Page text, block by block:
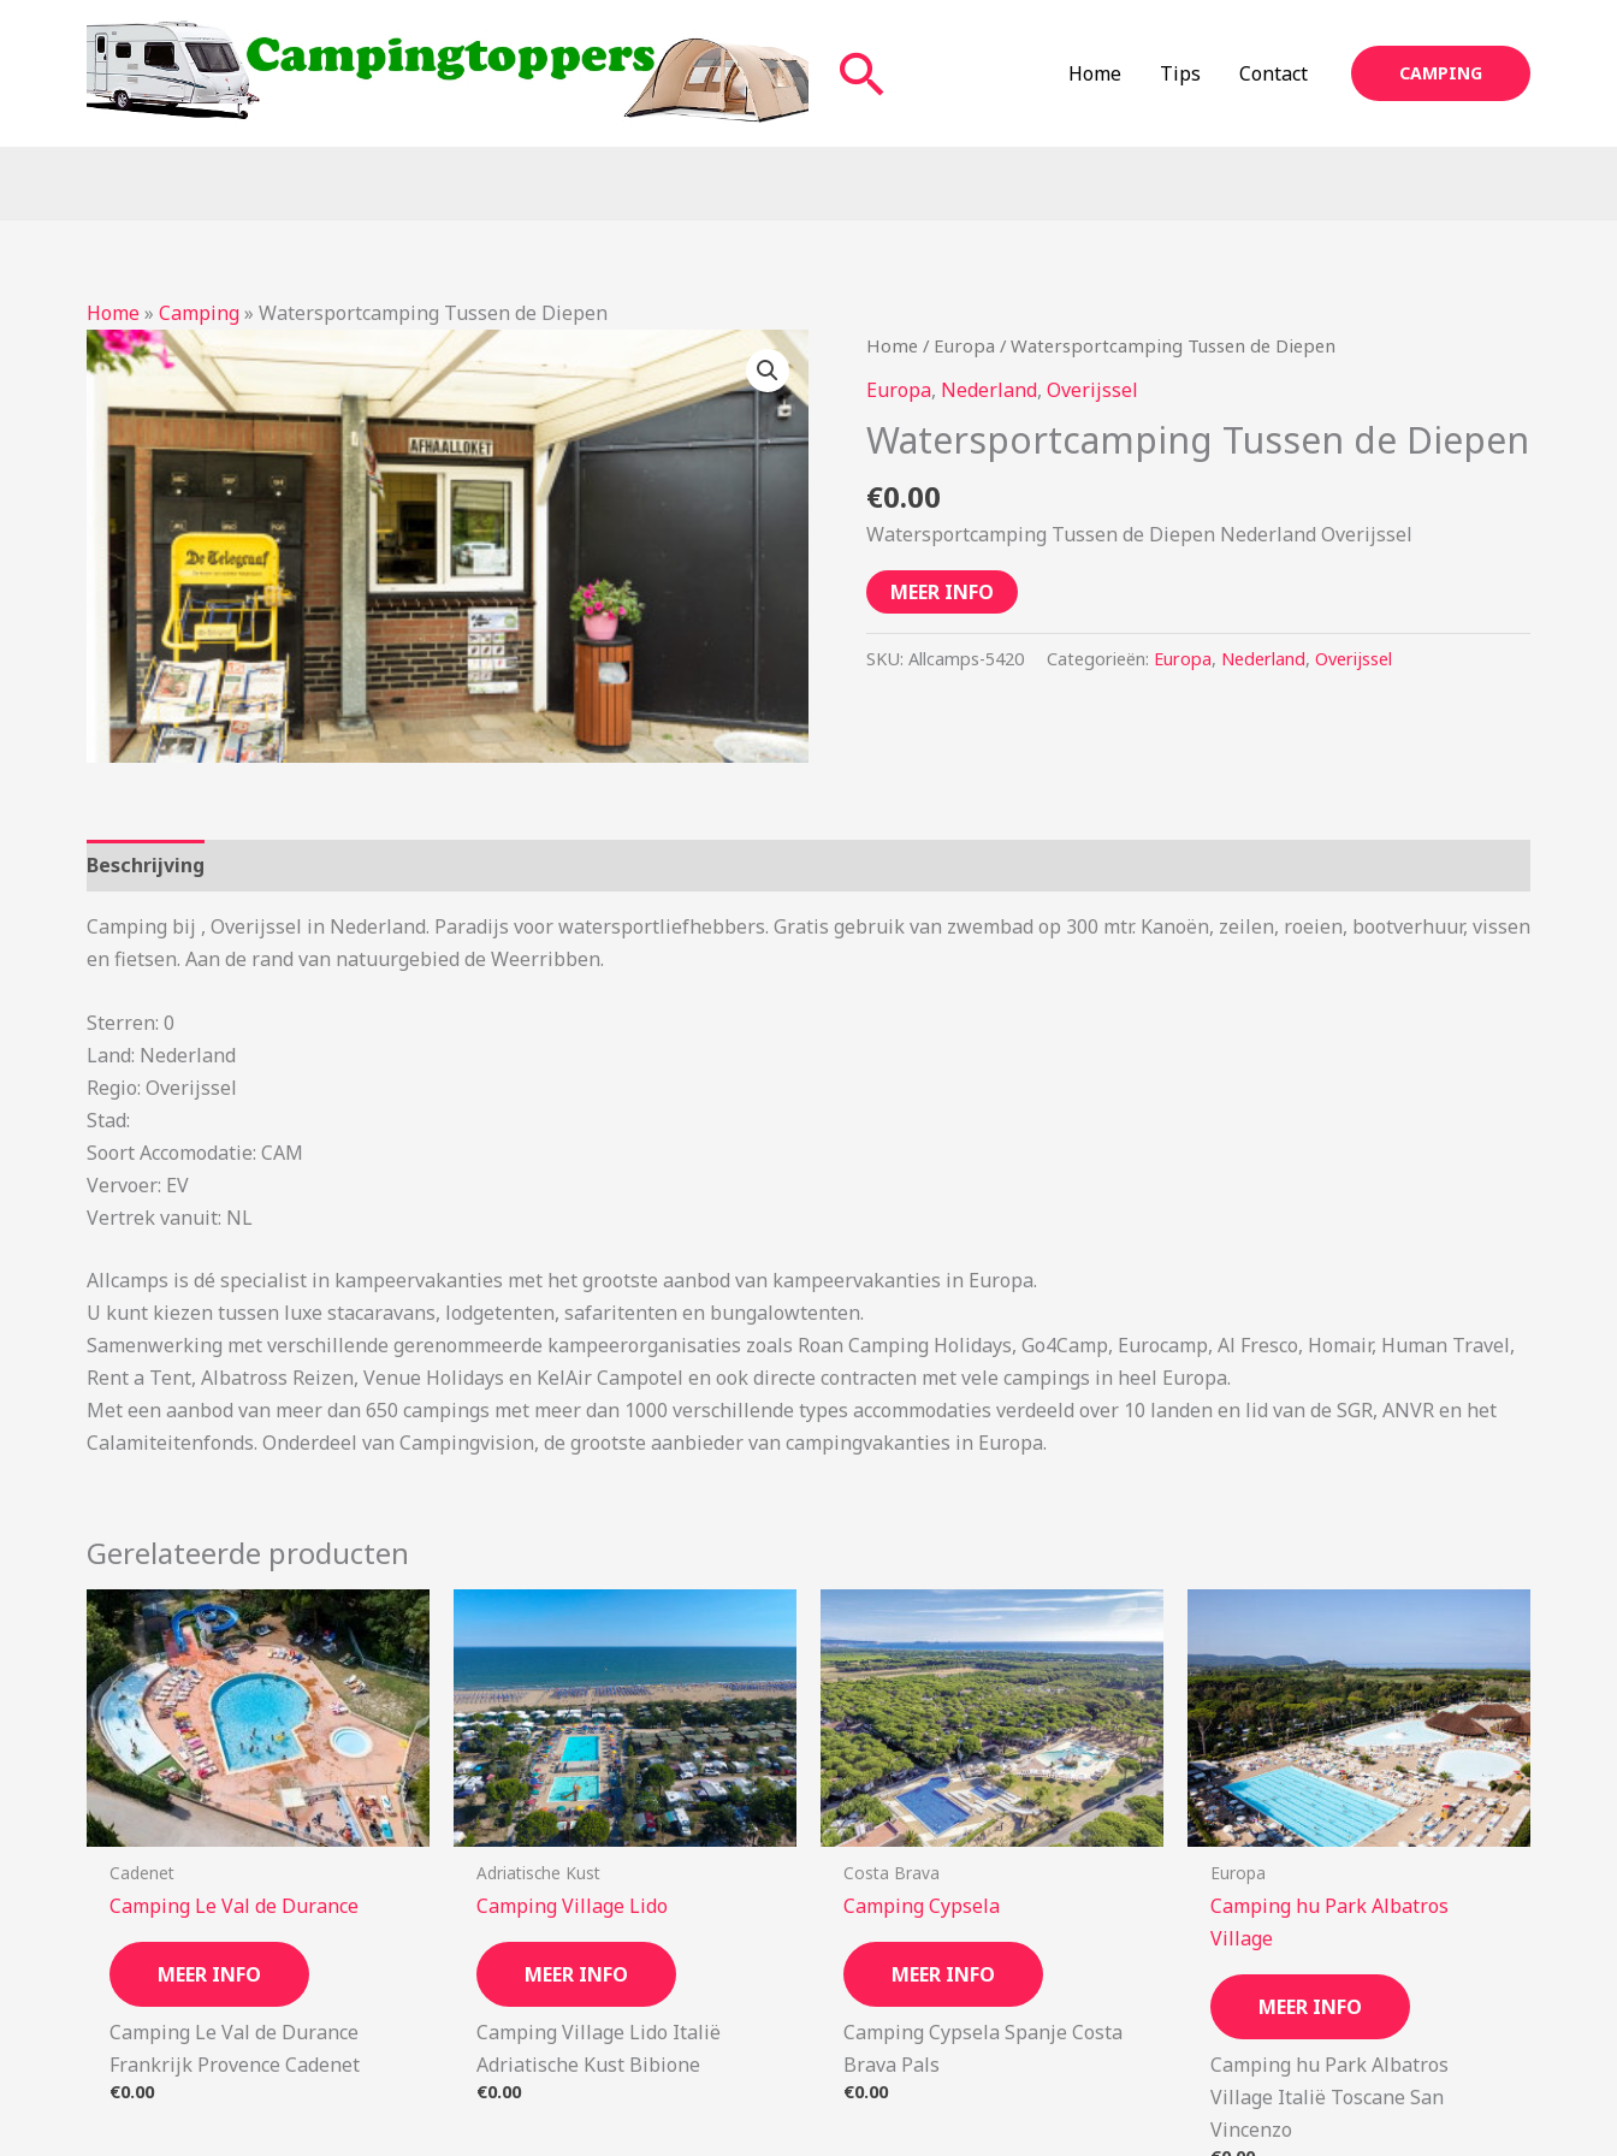
Zoeken Home Tips Contact CAMPING
Home» Camping» Watersportcamping Tussen de Diepen
Home / Europa / Watersportcamping Tussen de Diepen
Europa, Nederland, Overijssel
Watersportcamping Tussen de Diepen
€0.00
Watersportcamping Tussen de Diepen Nederland Overijssel
MEER INFO
SKU: Allcamps-5420 Categorieën: Europa, Nederland, Overijssel
Beschrijving
Camping bij , Overijssel in Nederland. Paradijs voor watersportliefhebbers. Gratis gebruik van zwembad op 300 mtr. Kanoën, zeilen, roeien, bootverhuur, vissen
en fietsen. Aan de rand van natuurgebied de Weerribben.
Sterren: 0
Land: Nederland
Regio: Overijssel
Stad:
Soort Accomodatie: CAM
Vervoer: EV
Vertrek vanuit: NL
Allcamps is dé specialist in kampeervakanties met het grootste aanbod van kampeervakanties in Europa.
U kunt kiezen tussen luxe stacaravans, lodgetenten, safaritenten en bungalowtenten.
Samenwerking met verschillende gerenommeerde kampeerorganisaties zoals Roan Camping Holidays, Go4Camp, Eurocamp, Al Fresco, Homair, Human Travel,
Rent a Tent, Albatross Reizen, Venue Holidays en KelAir Campotel en ook directe contracten met vele campings in heel Europa.
Met een aanbod van meer dan 650 campings met meer dan 1000 verschillende types accommodaties verdeeld over 10 landen en lid van de SGR, ANVR en het
Calamiteitenfonds. Onderdeel van Campingvision, de grootste aanbieder van campingvakanties in Europa.
Gerelateerde producten
Cadenet
Camping Le Val de Durance
MEER INFO
Camping Le Val de Durance
Frankrijk Provence Cadenet
€0.00
Adriatische Kust
Camping Village Lido
MEER INFO
Camping Village Lido Italië
Adriatische Kust Bibione
€0.00
Costa Brava
Camping Cypsela
MEER INFO
Camping Cypsela Spanje Costa
Brava Pals
€0.00
Europa
Camping hu Park Albatros
Village
MEER INFO
Camping hu Park Albatros
Village Italië Toscane San
Vincenzo